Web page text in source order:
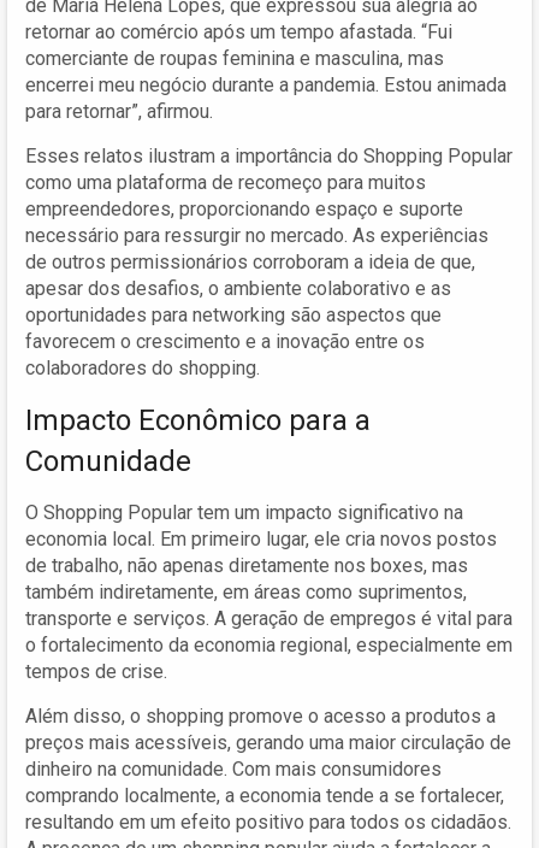
de Maria Helena Lopes, que expressou sua alegria ao
retornar ao comércio após um tempo afastada. “Fui
comerciante de roupas feminina e masculina, mas
encerrei meu negócio durante a pandemia. Estou animada
para retornar”, afirmou.
Esses relatos ilustram a importância do Shopping Popular
como uma plataforma de recomeço para muitos
empreendedores, proporcionando espaço e suporte
necessário para ressurgir no mercado. As experiências
de outros permissionários corroboram a ideia de que,
apesar dos desafios, o ambiente colaborativo e as
oportunidades para networking são aspectos que
favorecem o crescimento e a inovação entre os
colaboradores do shopping.
Impacto Econômico para a
Comunidade
O Shopping Popular tem um impacto significativo na
economia local. Em primeiro lugar, ele cria novos postos
de trabalho, não apenas diretamente nos boxes, mas
também indiretamente, em áreas como suprimentos,
transporte e serviços. A geração de empregos é vital para
o fortalecimento da economia regional, especialmente em
tempos de crise.
Além disso, o shopping promove o acesso a produtos a
preços mais acessíveis, gerando uma maior circulação de
dinheiro na comunidade. Com mais consumidores
comprando localmente, a economia tende a se fortalecer,
resultando em um efeito positivo para todos os cidadãos.